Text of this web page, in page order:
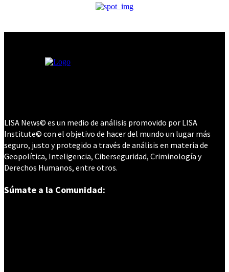
LISA News© es un medio de análisis promovido por LISA
Institute© con el objetivo de hacer del mundo un lugar más
seguro, justo y protegido a través de análisis en materia de
Geopolítica, Inteligencia, Ciberseguridad, Criminología y
Derechos Humanos, entre otros.
Súmate a la Comunidad: